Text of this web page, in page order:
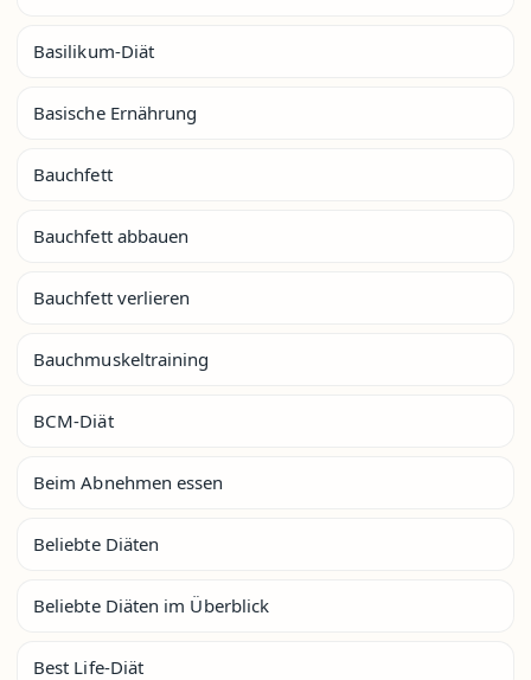
Basilikum-Diät
Basische Ernährung
Bauchfett
Bauchfett abbauen
Bauchfett verlieren
Bauchmuskeltraining
BCM-Diät
Beim Abnehmen essen
Beliebte Diäten
Beliebte Diäten im Überblick
Best Life-Diät